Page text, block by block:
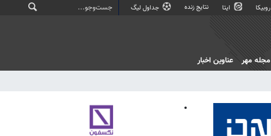
روبیکا ایتا نتایج زنده جداول لیگ
مجله مهر عناوین اخبار